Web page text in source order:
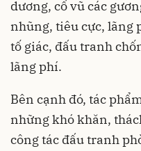
dương, cổ vũ các
nhũng, tiêu cực, lãng
tố giác, đấu tranh
lãng phí.
Bên cạnh đó, tác
những khó khăn,
công tác đấu tranh